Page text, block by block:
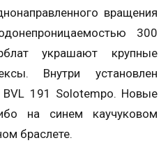
вращения
300
украшают крупные
Внутри установлен
BVL 191 Solotempo. Новые
на синем каучуковом
браслете.